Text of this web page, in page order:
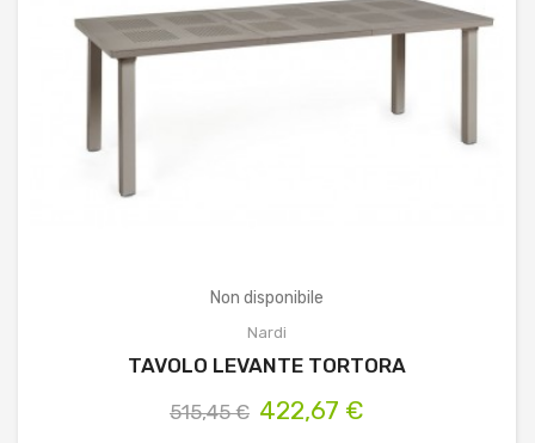
Non disponibile
Nardi
TAVOLO LEVANTE TORTORA
515,45 € 422,67 €